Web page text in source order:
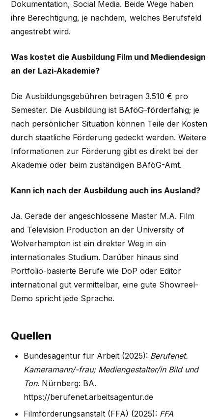
Dokumentation, Social Media. Beide Wege haben
ihre Berechtigung, je nachdem, welches Berufsfeld
angestrebt wird.
Was kostet die Ausbildung Film und Mediendesign
an der Lazi-Akademie?
Die Ausbildungsgebühren betragen 3.510 € pro
Semester. Die Ausbildung ist BAföG-förderfähig; je
nach persönlicher Situation können Teile der Kosten
durch staatliche Förderung gedeckt werden. Weitere
Informationen zur Förderung gibt es direkt bei der
Akademie oder beim zuständigen BAföG-Amt.
Kann ich nach der Ausbildung auch ins Ausland?
Ja. Gerade der angeschlossene Master M.A. Film
and Television Production an der University of
Wolverhampton ist ein direkter Weg in ein
internationales Studium. Darüber hinaus sind
Portfolio-basierte Berufe wie DoP oder Editor
international gut vermittelbar, eine gute Showreel-
Demo spricht jede Sprache.
Quellen
Bundesagentur für Arbeit (2025): Berufenet.
Kameramann/-frau; Mediengestalter/in Bild und
Ton. Nürnberg: BA.
https://berufenet.arbeitsagentur.de
Filmförderungsanstalt (FFA) (2025): FFA